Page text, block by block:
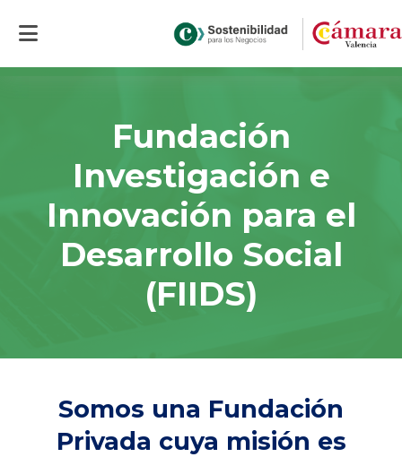
Fundación Investigación e Innovación para el Desarrollo Social
(FIIDS)
Fundación
Investigación e
Innovación para el
Desarrollo Social
(FIIDS)
Somos una Fundación
Privada cuya misión es